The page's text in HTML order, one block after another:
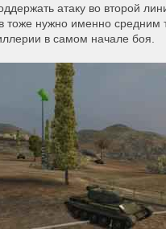
атаку во второй
тоже нужно именно
в самом начале боя.